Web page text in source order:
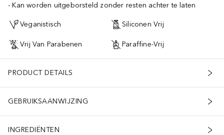
Kan worden uitgeborsteld zonder resten achter te laten
Veganistisch Siliconen Vrij
Vrij Van Parabenen Paraffine-Vrij
PRODUCT DETAILS
GEBRUIKSAANWIJZING
INGREDIËNTEN